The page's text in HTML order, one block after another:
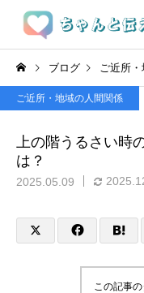
ブログ ご近所
ご近所・地域の人間関係
上の階うるさい時
は？
2025.05.09
この記事